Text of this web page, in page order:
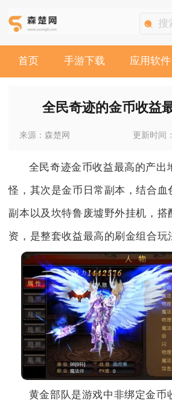
首页 手游下载 应用软件
全民奇迹的金币收益
来源：森楚网 更新时间
全民奇迹金币收益最高的产出
怪，其次是金币日常副本，结合血
副本以及坎特鲁废墟野外挂机，搭
资，是整套收益最高的刷金组合玩
黄金部队是游戏中非绑定金币